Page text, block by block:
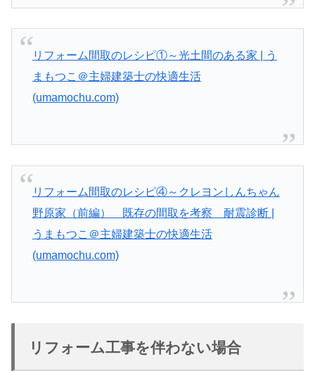
リフォーム間取のレシピ①～光土間のある家 | う
まもつこ＠主婦建築士の快適生活
(umamochu.com)
リフォーム間取のレシピ④～クレヨンしんちゃん
野原家（前編） 既存の間取を考察 耐震診断 |
うまもつこ＠主婦建築士の快適生活
(umamochu.com)
リフォーム工事を伴わない場合